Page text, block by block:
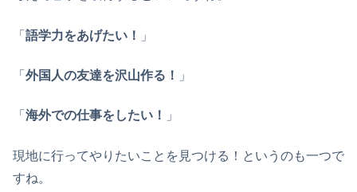
「 語学力をあげたい！ 」
「 外国人の友達を沢山作る！ 」
「 海外での仕事をしたい！ 」
現地に行ってやりたいことを見つける！というのも一つで
すね。